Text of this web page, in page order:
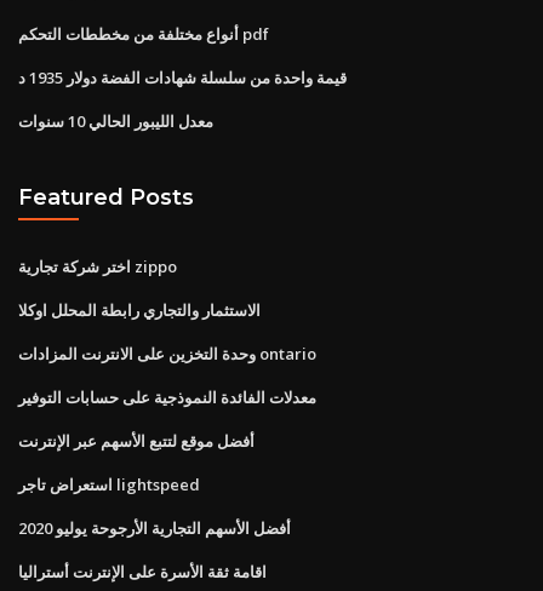
أنواع مختلفة من مخططات التحكم pdf
قيمة واحدة من سلسلة شهادات الفضة دولار 1935 د
معدل الليبور الحالي 10 سنوات
Featured Posts
اختر شركة تجارية zippo
الاستثمار والتجاري رابطة المحلل اوكلا
وحدة التخزين على الانترنت المزادات ontario
معدلات الفائدة النموذجية على حسابات التوفير
أفضل موقع لتتبع الأسهم عبر الإنترنت
استعراض تاجر lightspeed
أفضل الأسهم التجارية الأرجوحة يوليو 2020
اقامة ثقة الأسرة على الإنترنت أستراليا